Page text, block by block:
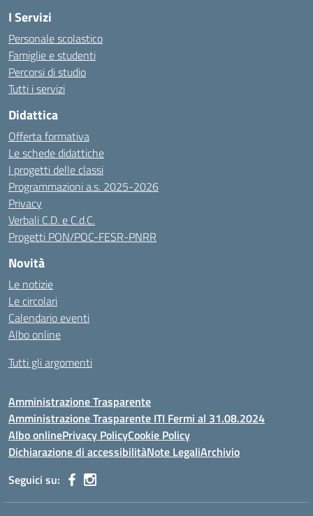
I Servizi
Personale scolastico
Famiglie e studenti
Percorsi di studio
Tutti i servizi
Didattica
Offerta formativa
Le schede didattiche
I progetti delle classi
Programmazioni a.s. 2025-2026
Privacy
Verbali C.D. e C.d.C.
Progetti PON/POC-FESR-PNRR
Novità
Le notizie
Le circolari
Calendario eventi
Albo online
Tutti gli argomenti
Amministrazione Trasparente
Amministrazione Trasparente ITI Fermi al 31.08.2024
Albo onlinePrivacy PolicyCookie Policy
Dichiarazione di accessibilitàNote LegaliArchivio
Seguici su: